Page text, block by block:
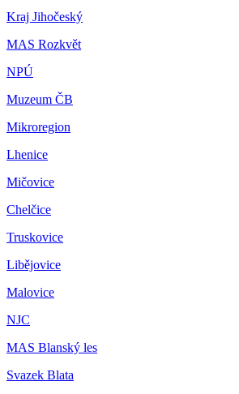
Kraj Jihočeský
MAS Rozkvět
NPÚ
Muzeum ČB
Mikroregion
Lhenice
Mičovice
Chelčice
Truskovice
Libějovice
Malovice
NJC
MAS Blanský les
Svazek Blata